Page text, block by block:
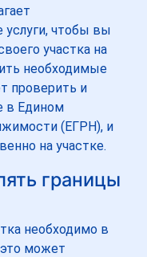
чтобы вы
участка на
необходимые
проверить и
в Едином
(ЕГРН), и
на участке.
границы
необходимо в
может